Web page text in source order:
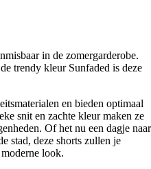
in de zomergarderobe.
trendy kleur Sunfaded is deze
en bieden optimaal
snit en zachte kleur maken ze
Of het nu een dagje naar
stad, deze shorts zullen je
look.